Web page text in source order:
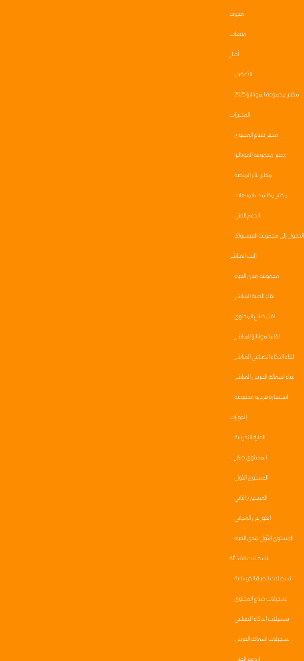
مدونه
منصات
أخبار
الأعضاء
مختبر مجموعه الموناليزا 2025
المختبرات
مختبر صناع المحتوى
مختبر مجموعه الموناليزا
مختبر بناء المنصه
مختبر مكالمات المبيعات
الدعم الفني
الدخول إلى مجموعة الفيسبوك
البث المباشر
مجموعه مدى الحياه
لقاء الصبة المباشر
لقاء صناع المحتوى
لقاء الموناليزا المباشر
لقاء الذكاء الصناعي المباشر
لقاء اسماك القرش المباشر
استشاره فرديه مدفوعة
الدورات
الفترة التجريبية
المستوى صفر
المستوى الأول
المستوى الثاني
الكورس المجاني
المستوى الأول مدى الحياه
تسجيلات الأسئلة
تسجيلات الصبة الخرسانية
تسجيلات صناع المحتوى
تسجيلات الذكاء الصناعي
تسجيلات اسماك القرش
الدعم الفني